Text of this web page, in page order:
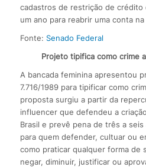
cadastros de restrição de crédito
um ano para reabrir uma conta
Fonte: Senado Federal
Projeto tipifica como crime
A bancada feminina apresentou
7.716/1989 para tipificar como
proposta surgiu a partir da
influencer que defendeu a
Brasil e prevê pena de três a
para quem defender, cultuar ou
como praticar qualquer forma de
negar, diminuir, justificar ou